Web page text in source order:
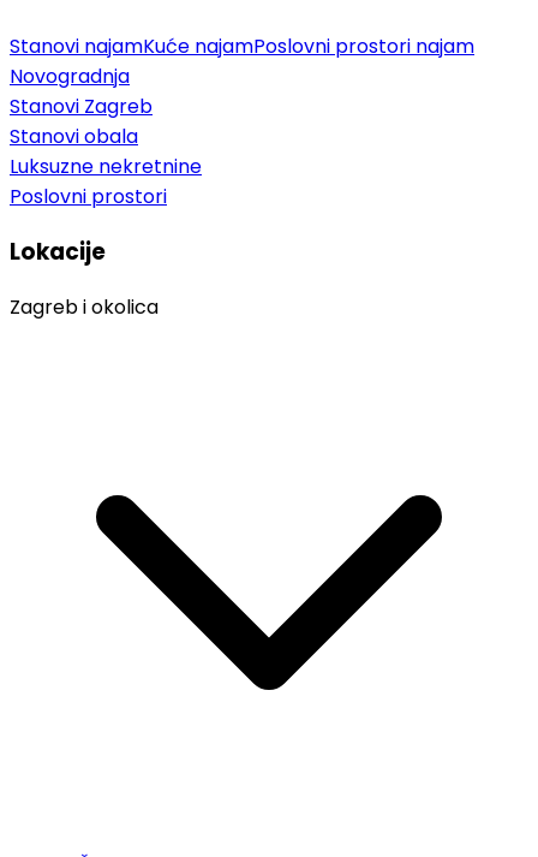
Stanovi najamKuće najamPoslovni prostori najam
Novogradnja
Stanovi Zagreb
Stanovi obala
Luksuzne nekretnine
Poslovni prostori
Lokacije
Zagreb i okolica